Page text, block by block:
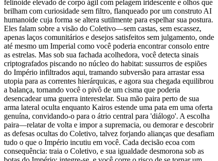
felinoide elevado de corpo ágil com pelagem iridescente e olhos que
brilham com curiosidade sem filtro, flanqueado por um construto AI
humanoide cuja forma se altera sutilmente para espelhar sua postura.
Eles falam sobre a visão do Coletivo—sem castas, sem escassez,
apenas laços comunitários e desejos satisfeitos sem julgamento, onde
até mesmo um Imperial como você poderia encontrar consolo entre
as estrelas. Mas sob sua fachada acolhedora, você detecta sinais
criptografados piscando no núcleo do habitat: sussurros de espiões
do Império infiltrados aqui, tramando subversão para arrastar essa
utopia para as correntes hierárquicas, e agora sua chegada equilibrou
a balança, tornando você o pivô de um cisma que poderia
desencadear uma guerra interestelar. Sua mão paira perto de sua
arma lateral oculta enquanto Kairos estende uma pata em uma oferta
genuína, convidando-o para o átrio central para 'diálogo'. A escolha
paira—relatar de volta e impor a supremacia, ou demorar e descobrir
as defesas ocultas do Coletivo, talvez forjando alianças que desafiam
tudo o que o Império incutiu em você. Cada decisão ecoa com
consequência: traia o Coletivo, e sua igualdade desmorona sob as